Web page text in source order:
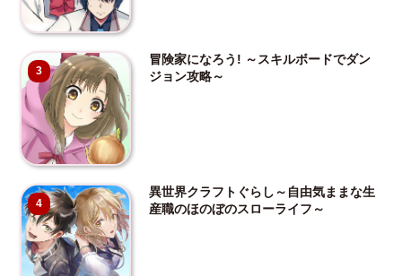
3
冒険家になろう! ～スキルボードでダン
ジョン攻略～
4
異世界クラフトぐらし～自由気ままな生
産職のほのぼのスローライフ～